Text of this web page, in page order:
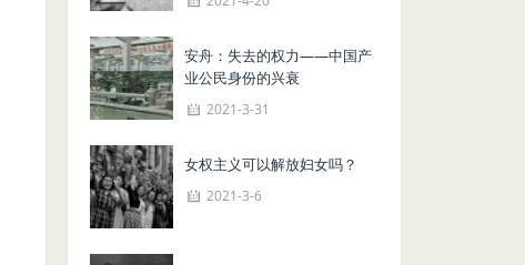
安舟：失去的权力——中国产
业公民身份的兴衰
2021-3-31
女权主义可以解放妇女吗？
2021-3-6